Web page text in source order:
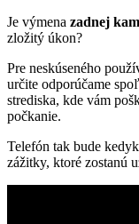
Je výmena zadnej
zložitý úkon?
Pre neskúseného
určite odporúčame
strediska, kde vám
počkanie.
Telefón tak bude
zážitky, ktoré zostanú